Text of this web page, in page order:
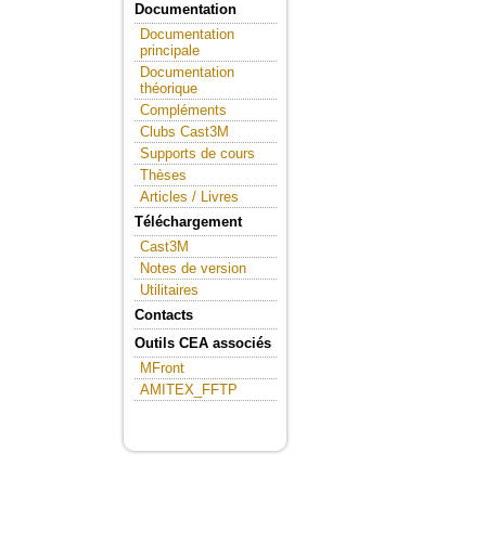
Documentation
Documentation
principale
Documentation
théorique
Compléments
Clubs Cast3M
Supports de cours
Thèses
Articles / Livres
Téléchargement
Cast3M
Notes de version
Utilitaires
Contacts
Outils CEA associés
MFront
AMITEX_FFTP